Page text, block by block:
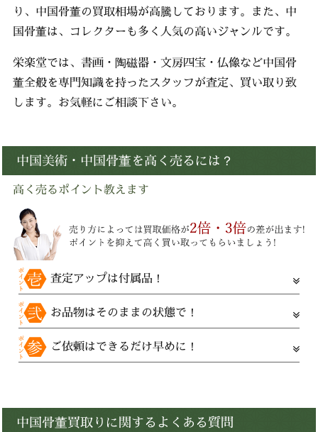
り、中国骨董の買取相場が高騰しております。また、中
国骨董は、コレクターも多く人気の高いジャンルです。
栄楽堂では、書画・陶磁器・文房四宝・仏像など中国骨
董全般を専門知識を持ったスタッフが査定、買い取り致
します。お気軽にご相談下さい。
中国美術・中国骨董を高く売るには？
高く売るポイント教えます
査定アップは付属品！
お品物はそのままの状態で！
ご依頼はできるだけ早めに！
中国骨董買取りに関するよくある質問